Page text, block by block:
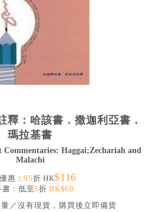
釋：哈該書．撒迦利亞書．
瑪拉基書
Commentaries: Haggai;Zechariah and
Malachi
惠：95折 HK$116
書：低至5折HK$60
／沒有現貨，購買後立即備貨